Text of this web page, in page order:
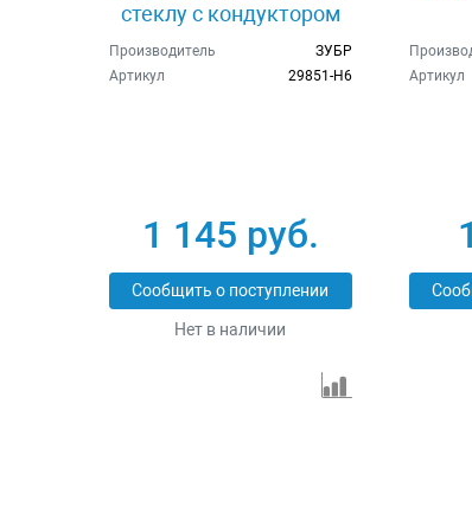
стеклу с кондуктором
Зубр 29851-H6
Производитель
ЗУБР
Артикул
29851-H6
1 145 руб.
Сообщить о поступлении
Нет в наличии
Артикул